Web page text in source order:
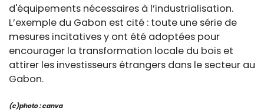
d'équipements nécessaires à l’industrialisation.
L’exemple du Gabon est cité : toute une série de
mesures incitatives y ont été adoptées pour
encourager la transformation locale du bois et
attirer les investisseurs étrangers dans le secteur au
Gabon.
(c)photo : canva